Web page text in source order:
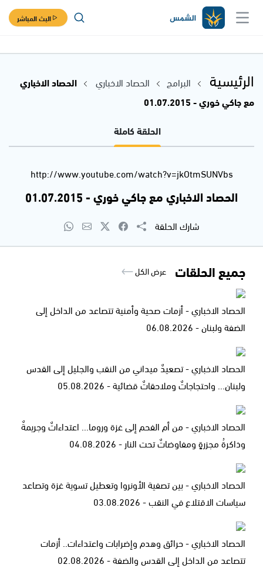
البث المباشر
الرئيسية البرامج الحصاد الاخباري
الحصاد الاخباري
مع جاكي خوري - 01.07.2015
الحلقة كاملة
http://www.youtube.com/watch?v=jkOtmSUNVbs
الحصاد الاخباري مع جاكي خوري - 01.07.2015
شارك الحلقة
جميع الحلقات عرض الكل
الحصاد الاخباري - أزمات صحية وأمنية تتصاعد من الداخل إلى
الضفة ولبنان - 06.08.2026
الحصاد الاخباري - تصعيدٌ ميداني من النقب والجليل إلى القدس
ولبنان... واحتجاجاتٌ وملاحقاتٌ قضائية - 05.08.2026
الحصاد الاخباري - من أم الفحم إلى غزة وروما... اعتداءاتٌ وجريمةٌ
وذاكرةُ مجزرةٍ ومفاوضاتٌ تحت النار - 04.08.2026
الحصاد الاخباري - بين تصفية الأونروا وتعطيل تسوية غزة وتصاعد
سياسات الاقتلاع في النقب - 03.08.2026
الحصاد الاخباري - حرائق وهدم وإضرابات واعتداءات.. أزمات
تتصاعد من الداخل إلى القدس والضفة - 02.08.2026